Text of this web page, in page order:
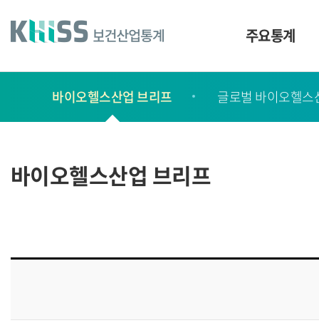
건
주요통계
서
간
행
바이오헬스산업 브리프 글로벌 바이오헬스
바이오헬스산업 브리프